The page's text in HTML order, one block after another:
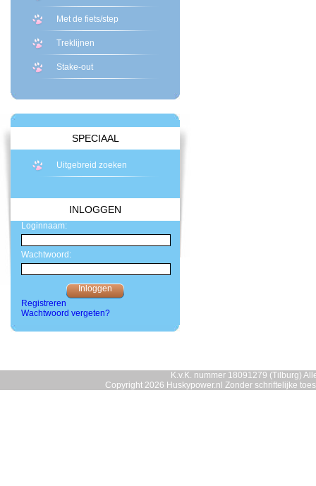
Met de fiets/step
Treklijnen
Stake-out
SPECIAAL
Uitgebreid zoeken
INLOGGEN
Loginnaam:
Wachtwoord:
Registreren
Wachtwoord vergeten?
K.v.K. nummer 18091279 (Tilburg)
Copyright 2026 Huskypower.nl Zonder schriftelijke